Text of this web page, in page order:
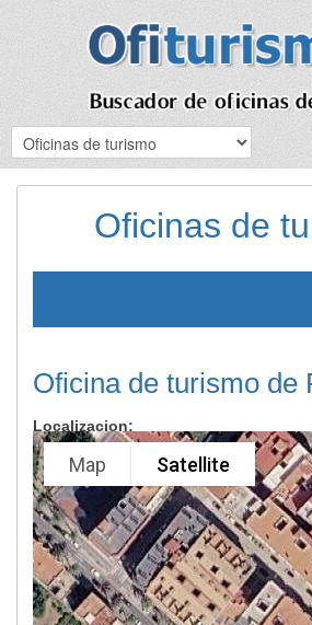
Oficinas de
Oficina de turismo de
Localizacion:
Map Satellite